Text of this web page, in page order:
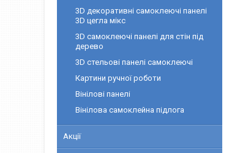
3D декоративні самоклеючі панелі
3D цегла мікс
3D самоклеючі панелі для стін під
дерево
3D cтельові панелі самоклеючі
Картини ручної роботи
Вінілові панелі
Вінілова самоклейна підлога
Акції